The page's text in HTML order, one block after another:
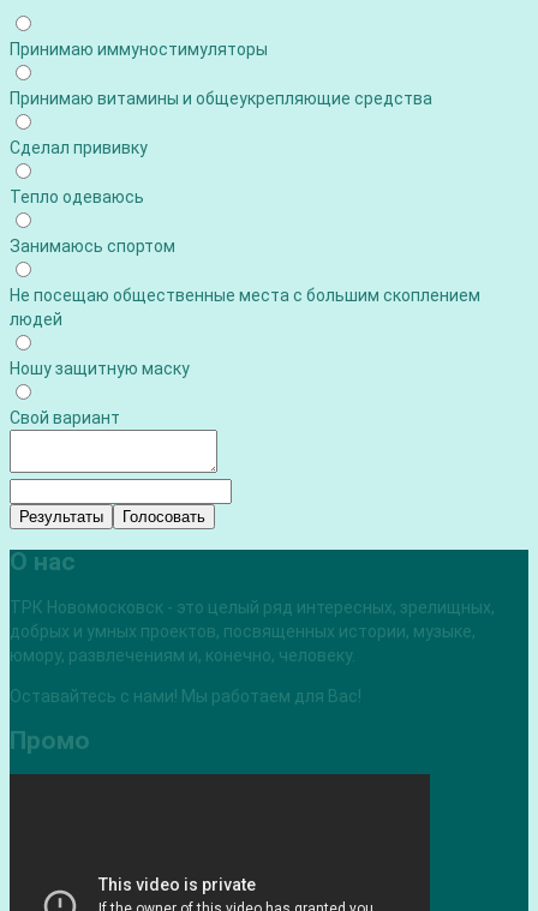
Принимаю иммуностимуляторы
Принимаю витамины и общеукрепляющие средства
Сделал прививку
Тепло одеваюсь
Занимаюсь спортом
Не посещаю общественные места с большим скоплением
людей
Ношу защитную маску
Свой вариант
Результаты Голосовать
О нас
ТРК Новомосковск - это целый ряд интересных, зрелищных,
добрых и умных проектов, посвященных истории, музыке,
юмору, развлечениям и, конечно, человеку.
Оставайтесь с нами! Мы работаем для Вас!
Промо